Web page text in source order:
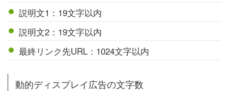
説明文1：19文字以内
説明文2：19文字以内
最終リンク先URL：1024文字以内
動的ディスプレイ広告の文字数